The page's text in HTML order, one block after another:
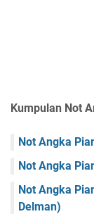
Kumpulan Not
Not Angka
Not Angka
Not Angka
Delman)